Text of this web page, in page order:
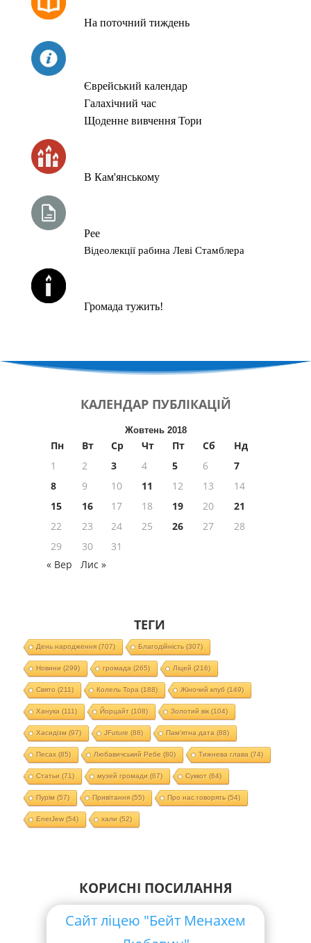
На поточний тиждень
Єврейський календар
Галахічний час
Щоденне вивчення Тори
В Кам'янському
Рее
Відеолекції рабина Леві Стамблера
Громада тужить!
КАЛЕНДАР ПУБЛІКАЦІЙ
Жовтень 2018
Пн Вт Ср Чт Пт Сб
Нд
1
2 3 4 5 6
7
8
9 10 11 12 13
14
15
16 17 18 19 20
21
22
23 24 25 26 27
28
29
30
31
« Вер
Лис »
ТЕГИ
День народження(707) Благодійність (307)
Новини (299) громада (265) Ліцей (216)
Свято (211) Колель Тора (188) Жіночий клуб (149)
Ханука (111) Йорцайт (108) Золотий вік(104)
Хасидізм (97) JFuture (88) Пам'ятна дата (88)
Песах(85) Любавичський Ребе (80) Тижнева глава (74)
Статьи (71) музей громади (67) Суккот (64)
Пурім (57) Привітання(55) Про нас говорять (54)
EnerJew(54) хали (52)
КОРИСНІ ПОСИЛАННЯ
Сайт ліцею "Бейт Менахем